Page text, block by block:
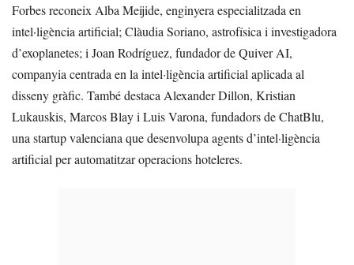
Forbes reconeix Alba Meijide, enginyera especialitzada en
intel·ligència artificial; Clàudia Soriano, astrofísica i investigadora
d’exoplanetes; i Joan Rodríguez, fundador de Quiver AI,
companyia centrada en la intel·ligència artificial aplicada al
disseny gràfic. També destaca Alexander Dillon, Kristian
Lukauskis, Marcos Blay i Luis Varona, fundadors de ChatBlu,
una startup valenciana que desenvolupa agents d’intel·ligència
artificial per automatitzar operacions hoteleres.